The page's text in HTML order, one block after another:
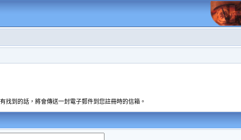
找到的話，將會傳送一封電子郵件到您註冊時的信箱。